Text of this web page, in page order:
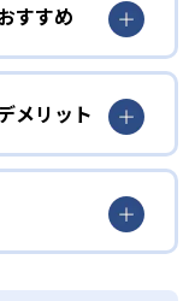
断テストで「ど
単元を自動で判
実に基礎力を固
、英語の英単語
をモニタリング
イムでアドバイ
すすめ
人
単語学習によっ
ない」を早期に
ことが可能だ。
メリット
?
礎の「わからな
、無駄のない効
別にフォローす
維持しやすい。